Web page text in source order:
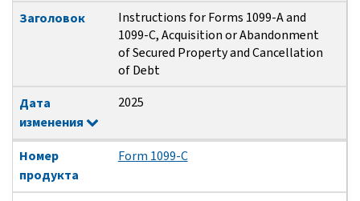
Заголовок
Instructions for Forms 1099-A and
1099-C, Acquisition or Abandonment
of Secured Property and Cancellation
of Debt
Дата
изменения
2025
Номер
продукта
Form 1099-C